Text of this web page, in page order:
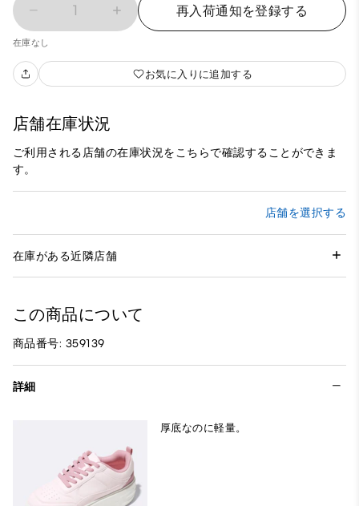
1 再入荷通知を登録する
在庫なし
お気に入りに追加する
店舗在庫状況
ご利用される店舗の在庫状況をこちらで確認することができま
す。
店舗を選択する
在庫がある近隣店舗
この商品について
商品番号: 359139
詳細
厚底なのに軽量。